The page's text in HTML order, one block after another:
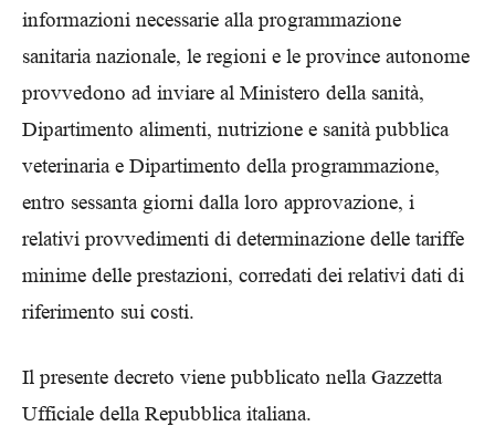
informazioni necessarie alla programmazione
sanitaria nazionale, le regioni e le province autonome
provvedono ad inviare al Ministero della sanità,
Dipartimento alimenti, nutrizione e sanità pubblica
veterinaria e Dipartimento della programmazione,
entro sessanta giorni dalla loro approvazione, i
relativi provvedimenti di determinazione delle tariffe
minime delle prestazioni, corredati dei relativi dati di
riferimento sui costi.
Il presente decreto viene pubblicato nella Gazzetta
Ufficiale della Repubblica italiana.